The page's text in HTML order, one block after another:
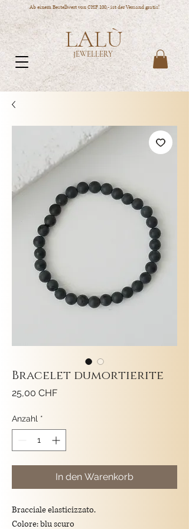
Ab einem Bestellwert von CHF 100,- ist der Versand gratis!
LALÙ
JEWELLERY
Bracelet dumortierite
25,00 CHFPreis
Anzahl *
In den Warenkorb
Bracciale elasticizzato.
Colore: blu scuro